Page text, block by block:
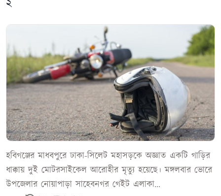
২
হবিগঞ্জের মাধবপুরে ঢাকা-সিলেট মহাসড়কে অজ্ঞাত একটি গাড়ির
ধাক্কায় দুই মোটরসাইকেল আরোহীর মৃত্যু হয়েছে। মঙ্গলবার ভোরে
উপজেলার নোয়াপাড়া সাহেবনগর গেইট এলাকা...